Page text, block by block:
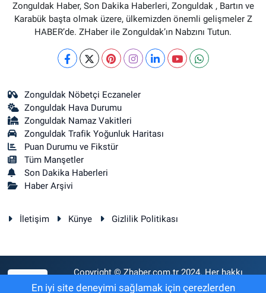
Zonguldak Haber, Son Dakika Haberleri, Zonguldak , Bartın ve
Karabük başta olmak üzere, ülkemizden önemli gelişmeler Z
HABER’de. ZHaber ile Zonguldak’ın Nabzını Tutun.
Zonguldak Nöbetçi Eczaneler
Zonguldak Hava Durumu
Zonguldak Namaz Vakitleri
Zonguldak Trafik Yoğunluk Haritası
Puan Durumu ve Fikstür
Tüm Manşetler
Son Dakika Haberleri
Haber Arşivi
İletişim Künye Gizlilik Politikası
Copyright © Zhaber.com.tr 2024. Her hakkı
saklıdır.
En iyi site deneyimi sağlamak için çerezlerden